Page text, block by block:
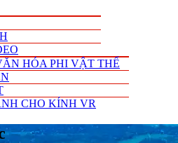
HÓA PHI VẬT THỂ
CHO KÍNH VR